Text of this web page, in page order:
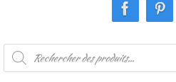
Recherche
produits